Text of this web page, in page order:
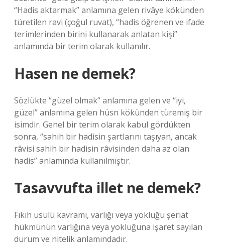
“Hadis aktarmak” anlamına gelen rivâye kökünden
türetilen ravi (çoğul ruvat), “hadis öğrenen ve ifade
terimlerinden birini kullanarak anlatan kişi”
anlamında bir terim olarak kullanılır.
Hasen ne demek?
Sözlükte “güzel olmak” anlamına gelen ve “iyi,
güzel” anlamına gelen hüsn kökünden türemiş bir
isimdir. Genel bir terim olarak kabul gördükten
sonra, “sahih bir hadisin şartlarını taşıyan, ancak
râvisi sahih bir hadisin râvisinden daha az olan
hadis” anlamında kullanılmıştır.
Tasavvufta illet ne demek?
Fıkıh usulü kavramı, varlığı veya yokluğu şeriat
hükmünün varlığına veya yokluğuna işaret sayılan
durum ve nitelik anlamındadır.